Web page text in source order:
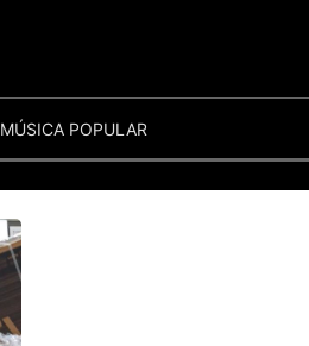
MÚSICA POPULAR